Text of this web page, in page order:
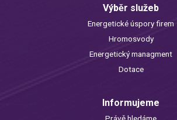
Výběr služeb
Energetické úspory firem
Hromosvody
Energetický managment
Dotace
Informujeme
Právě hledáme